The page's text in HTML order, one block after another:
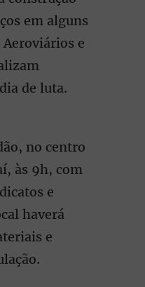
em alguns
e
de luta.
no centro
às 9h, com
e
haverá
e